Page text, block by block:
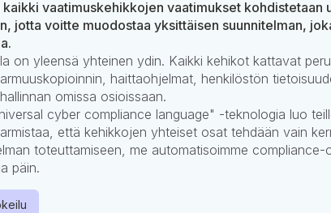
kaikki vaatimuskehikkojen vaatimukset kohdistetaan
jotta voitte muodostaa yksittäisen suunnitelman,
on yleensä yhteinen ydin. Kaikki kehikot kattavat
haittaohjelmat, henkilöstön
omissa osioissaan.
cyber compliance language" -teknologia luo
että kehikkojen yhteiset osat tehdään vain
toteuttamiseen, me automatisoimme
päin.